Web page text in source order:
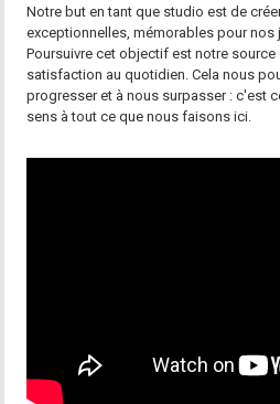
Notre but en tant que studio est de
exceptionnelles, mémorables pour nos
Poursuivre cet objectif est notre
satisfaction au quotidien. Cela nous
progresser et à nous surpasser : c'est
sens à tout ce que nous faisons ici.